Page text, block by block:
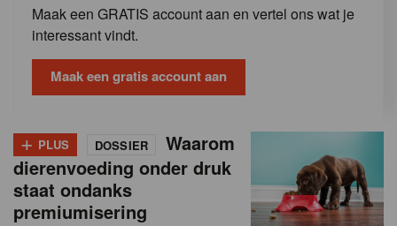
Maak een GRATIS account aan en vertel ons wat je
interessant vindt.
Maak een gratis account aan
+ PLUS DOSSIER
Waarom
dierenvoeding onder druk
staat ondanks
premiumisering